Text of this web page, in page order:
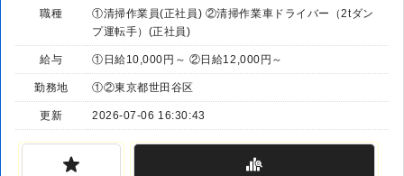
職種
①清掃作業員(正社員) ②清掃作業車ドライバー（2tダン
プ運転手）(正社員)
給与 ①日給10,000円～ ②日給12,000円～
勤務地 ①②東京都世田谷区
更新 2026-07-06 16:30:43